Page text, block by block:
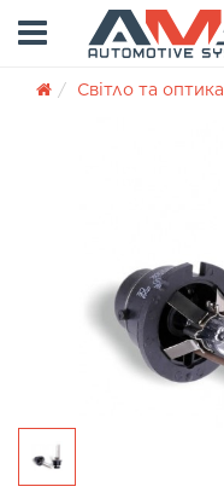
Світло та оптика